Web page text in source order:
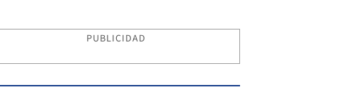
PUBLICIDAD